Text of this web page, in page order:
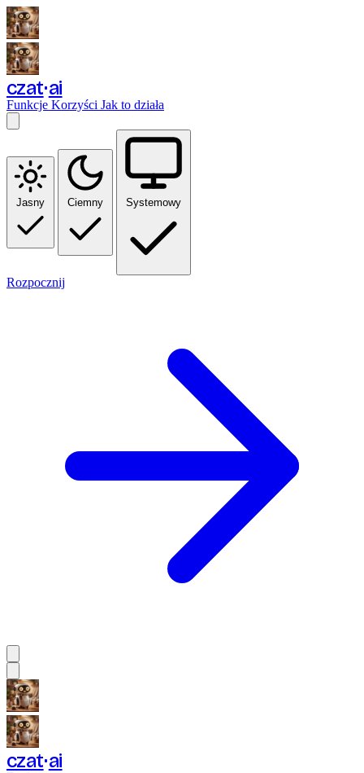
czat ai
Funkcje Korzyści Jak to działa
Jasny Ciemny Systemowy
Rozpocznij
czat ai